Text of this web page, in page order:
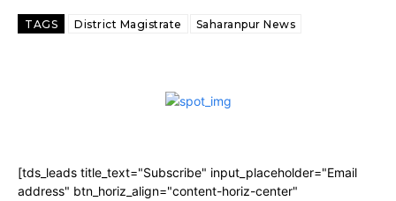
TAGS District Magistrate Saharanpur News
[tds_leads title_text="Subscribe" input_placeholder="Email
address" btn_horiz_align="content-horiz-center"